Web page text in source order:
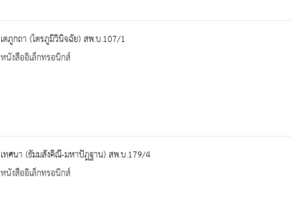
เตภูกถา (ไตรภูมิวินิจฉัย) สพ.บ.107/1
หนังสืออิเล็กทรอนิกส์
เทศนา (ธัมมสังคิณี-มหาปัฎฐาน) สพ.บ.179/4
หนังสืออิเล็กทรอนิกส์